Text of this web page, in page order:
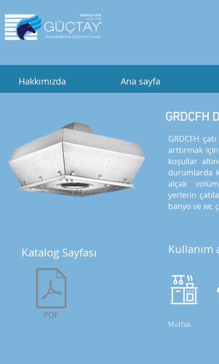
Hakkımızda Ana sayfa
Katalog Sayfası
GRDCFH
GRDCFH
arttırmak
koşullar
durumlarda
alçak
yerlerin
banyo ve wc
Kullanım
Mutfak